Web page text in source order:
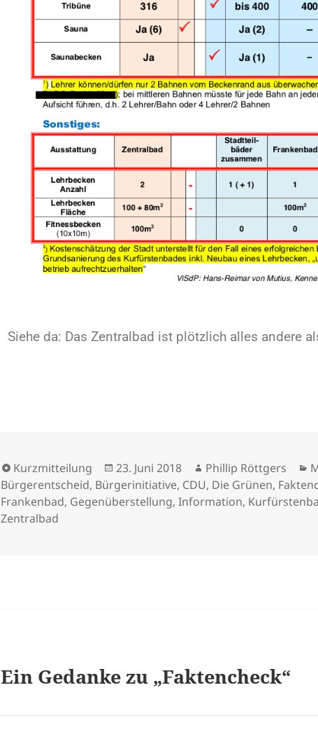
Siehe da: Das Zentralbad ist plötzlich alles andere
Kurzmitteilung 23. Juni 2018 Phillip Röttgers
Bürgerentscheid, Bürgerinitiative, CDU, Die Grünen,
Frankenbad, Gegenüberstellung,Information,
Zentralbad
Ein Gedanke zu „Faktencheck“